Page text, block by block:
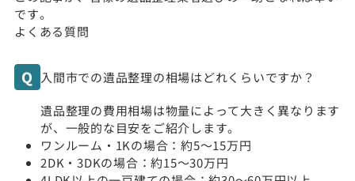
です。
よくある質問
入間市での遺品整理の相場はどれくらいですか？
遺品整理の費用相場は物量によって大きく異なります
が、一般的な目安をご紹介します。
ワンルーム・1Kの場合：約5〜15万円
2DK・3DKの場合：約15〜30万円